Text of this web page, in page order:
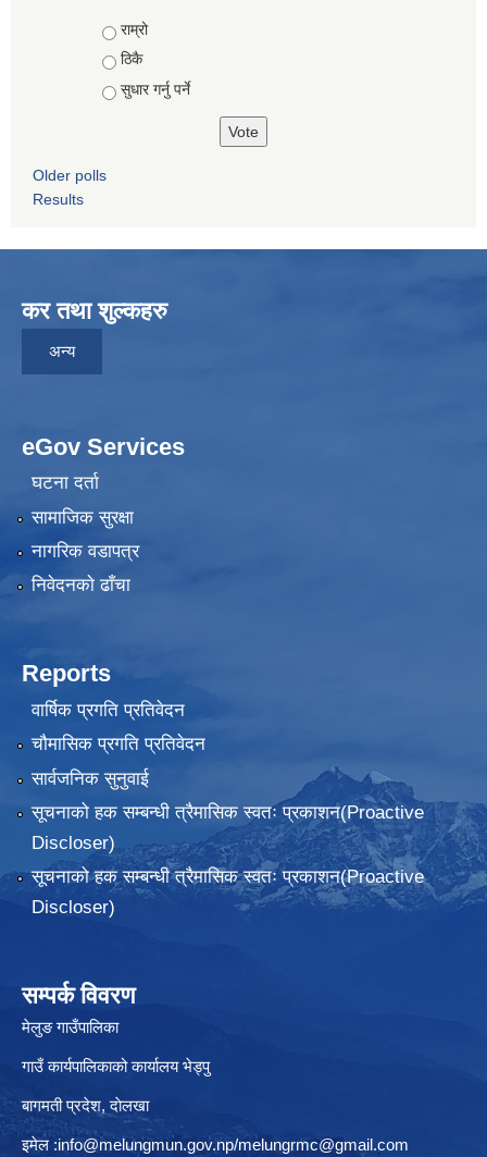
Choices
राम्रो
ठिकै
सुधार गर्नु पर्ने
Older polls
Results
कर तथा शुल्कहरु
अन्य
eGov Services
घटना दर्ता
सामाजिक सुरक्षा
नागरिक वडापत्र
निवेदनकाे ढाँचा
Reports
वार्षिक प्रगति प्रतिवेदन
चौमासिक प्रगति प्रतिवेदन
सार्वजनिक सुनुवाई
सूचनाको हक सम्बन्धी त्रैमासिक स्वतः प्रकाशन(Proactive
Discloser)
सूचनाको हक सम्बन्धी त्रैमासिक स्वतः प्रकाशन(Proactive
Discloser)
सम्पर्क विवरण
मेलुङ गाउँपालिका
गाउँ कार्यपालिकाको कार्यालय भेड्पु
बागमती प्रदेश, दाेलखा
इमेल :info@melungmun.gov.np/melungrmc@gmail.com